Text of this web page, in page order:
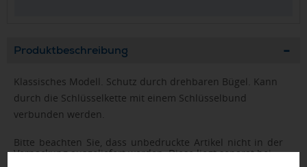
Produktbeschreibung
Klassisches Modell. Schutz durch drehbaren Bügel. Kann
durch die Schlüsselkette mit einem Schlüsselbund
verbunden werden.
Bitte beachten Sie, dass unbedruckte Artikel nicht in der
Verpackung ausgeliefert werden. Diese liegt separat bei.